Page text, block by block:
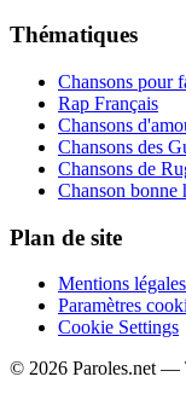
Thématiques
Chansons pour
Rap Français
Chansons
Chansons des
Chansons de
Chanson bonne
Plan de site
Mentions légales
Paramètres
Cookie Settings
© 2026 Paroles.net —